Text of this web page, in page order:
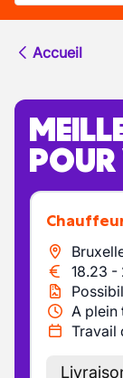
Accueil
18.23 -
A plein
Travail